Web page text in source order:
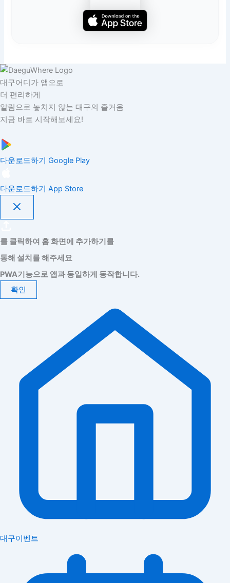
대구어디가 앱으로
더 편리하게
알림으로 놓치지 않는 대구의 즐거움
지금 바로 시작해보세요!
다운로드하기 Google Play
다운로드하기 App Store
를 클릭하여 홈 화면에 추가하기를
통해 설치를 해주세요
PWA기능으로 앱과 동일하게 동작합니다.
확인
대구이벤트